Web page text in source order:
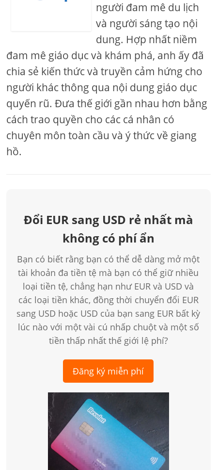
người đam mê du lịch
và người sáng tạo nội
dung. Hợp nhất niềm
đam mê giáo dục và khám phá, anh ấy đã
chia sẻ kiến ​​thức và truyền cảm hứng cho
người khác thông qua nội dung giáo dục
quyến rũ. Đưa thế giới gần nhau hơn bằng
cách trao quyền cho các cá nhân có
chuyên môn toàn cầu và ý thức về giang
hồ.
Đổi EUR sang USD rẻ nhất mà
không có phí ẩn
Bạn có biết rằng bạn có thể dễ dàng mở một
tài khoản đa tiền tệ mà bạn có thể giữ nhiều
loại tiền tệ, chẳng hạn như EUR và USD và
các loại tiền khác, đồng thời chuyển đổi EUR
sang USD hoặc USD của bạn sang EUR bất kỳ
lúc nào với một vài cú nhấp chuột và một số
tiền thấp nhất thế giới lệ phí?
Đăng ký miễn phí